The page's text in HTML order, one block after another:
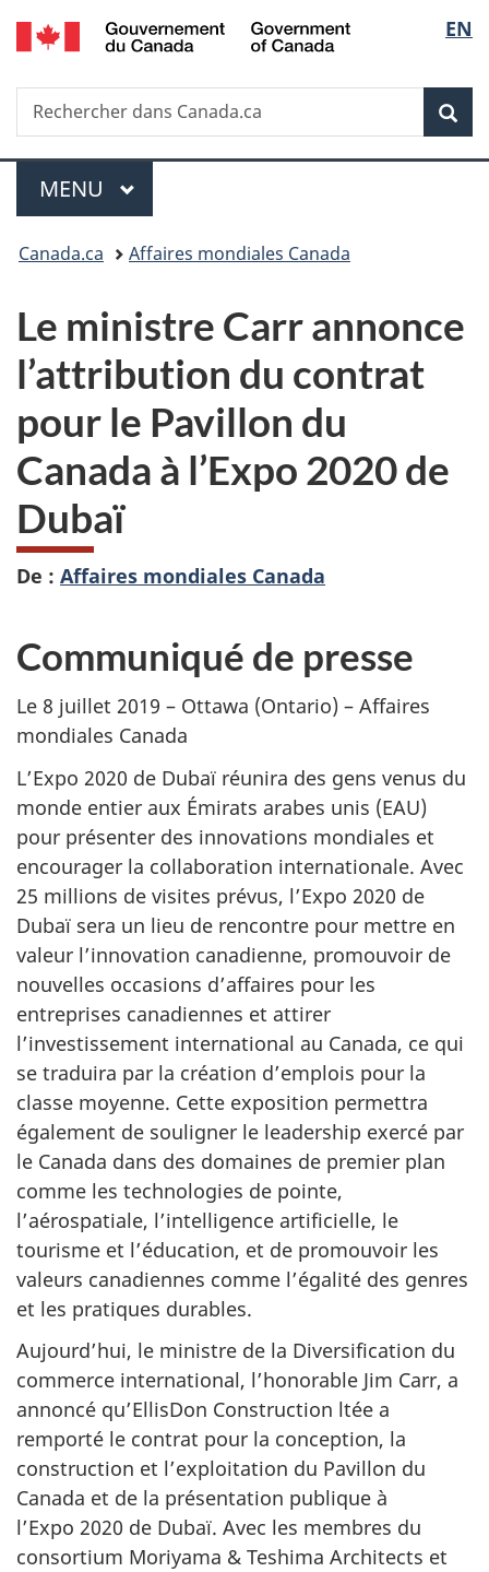
Passer
au
principal
Passer
à
Au
du
Passer
à
version
simplifiée
de
la
EN
Recherche
Rechercher
dans
Menu
MENU PRINCIPAL
Vous
ici :
Canada.ca Affaires mondiales Canada
Le ministre Carr annonce
l’attribution du contrat
pour le Pavillon du
Canada à l’Expo 2020 de
Dubaï
De : Affaires mondiales Canada
Communiqué de presse
Le 8 juillet 2019 – Ottawa (Ontario) – Affaires
mondiales Canada
L’Expo 2020 de Dubaï réunira des gens venus du
monde entier aux Émirats arabes unis (EAU)
pour présenter des innovations mondiales et
encourager la collaboration internationale. Avec
25 millions de visites prévus, l’Expo 2020 de
Dubaï sera un lieu de rencontre pour mettre en
valeur l’innovation canadienne, promouvoir de
nouvelles occasions d’affaires pour les
entreprises canadiennes et attirer
l’investissement international au Canada, ce qui
se traduira par la création d’emplois pour la
classe moyenne. Cette exposition permettra
également de souligner le leadership exercé par
le Canada dans des domaines de premier plan
comme les technologies de pointe,
l’aérospatiale, l’intelligence artificielle, le
tourisme et l’éducation, et de promouvoir les
valeurs canadiennes comme l’égalité des genres
et les pratiques durables.
Aujourd’hui, le ministre de la Diversification du
commerce international, l’honorable Jim Carr, a
annoncé qu’EllisDon Construction ltée a
remporté le contrat pour la conception, la
construction et l’exploitation du Pavillon du
Canada et de la présentation publique à
l’Expo 2020 de Dubaï. Avec les membres du
consortium Moriyama & Teshima Architects et